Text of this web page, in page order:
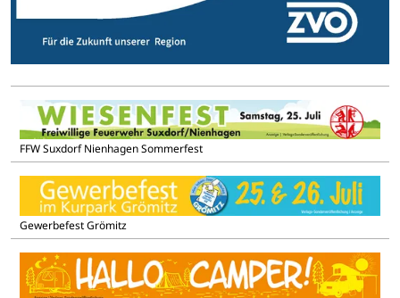
FFW Suxdorf Nienhagen Sommerfest
Gewerbefest Grömitz